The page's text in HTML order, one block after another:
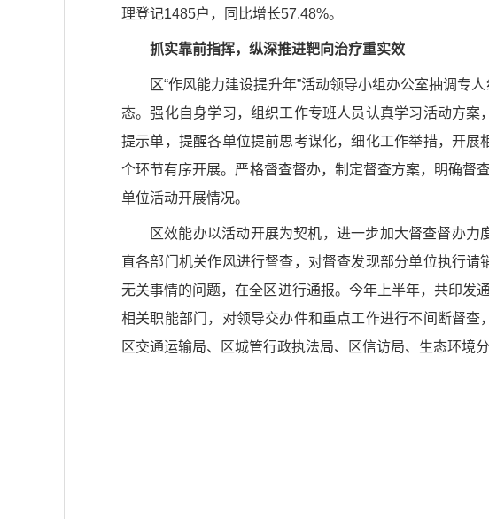
理登记1485户，同比增长57.48%。
抓实靠前指挥，纵深推进靶向治疗重实效
区“作风能力建设提升年”活动领导小组办公室抽调专
态。强化自身学习，组织工作专班人员认真学习活动方
提示单，提醒各单位提前思考谋化，细化工作举措，开
个环节有序开展。严格督查督办，制定督查方案，明确督
单位活动开展情况。
区效能办以活动开展为契机，进一步加大督查督办
直各部门机关作风进行督查，对督查发现部分单位执行
无关事情的问题，在全区进行通报。今年上半年，共印发
相关职能部门，对领导交办件和重点工作进行不间断督查
区交通运输局、区城管行政执法局、区信访局、生态环境